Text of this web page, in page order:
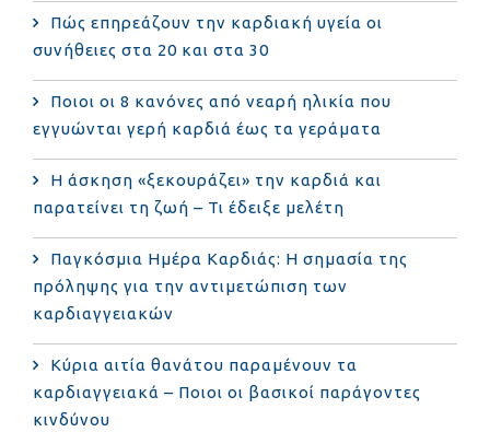
Πώς επηρεάζουν την καρδιακή υγεία οι
συνήθειες στα 20 και στα 30
Ποιοι οι 8 κανόνες από νεαρή ηλικία που
εγγυώνται γερή καρδιά έως τα γεράματα
Η άσκηση «ξεκουράζει» την καρδιά και
παρατείνει τη ζωή – Τι έδειξε μελέτη
Παγκόσμια Ημέρα Καρδιάς: Η σημασία της
πρόληψης για την αντιμετώπιση των
καρδιαγγειακών
Κύρια αιτία θανάτου παραμένουν τα
καρδιαγγειακά – Ποιοι οι βασικοί παράγοντες
κινδύνου